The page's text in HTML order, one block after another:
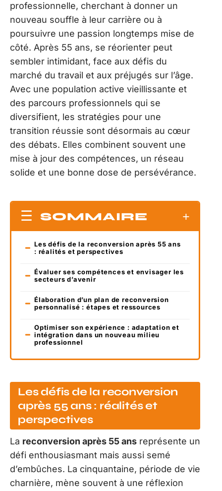
professionnelle, cherchant à donner un
nouveau souffle à leur carrière ou à
poursuivre une passion longtemps mise de
côté. Après 55 ans, se réorienter peut
sembler intimidant, face aux défis du
marché du travail et aux préjugés sur l’âge.
Avec une population active vieillissante et
des parcours professionnels qui se
diversifient, les stratégies pour une
transition réussie sont désormais au cœur
des débats. Elles combinent souvent une
mise à jour des compétences, un réseau
solide et une bonne dose de persévérance.
SOMMAIRE
Les défis de la reconversion après 55 ans
: réalités et perspectives
Évaluer ses compétences et envisager les
secteurs d’avenir
Élaboration d’un plan de reconversion
personnalisé : étapes et ressources
Optimiser son expérience : adaptation et
intégration dans un nouveau milieu
professionnel
Les défis de la reconversion
après 55 ans : réalités et
perspectives
La reconversion après 55 ans représente un
défi enthousiasmant mais aussi semé
d’embûches. La cinquantaine, période de vie
charnière, mène souvent à une réflexion